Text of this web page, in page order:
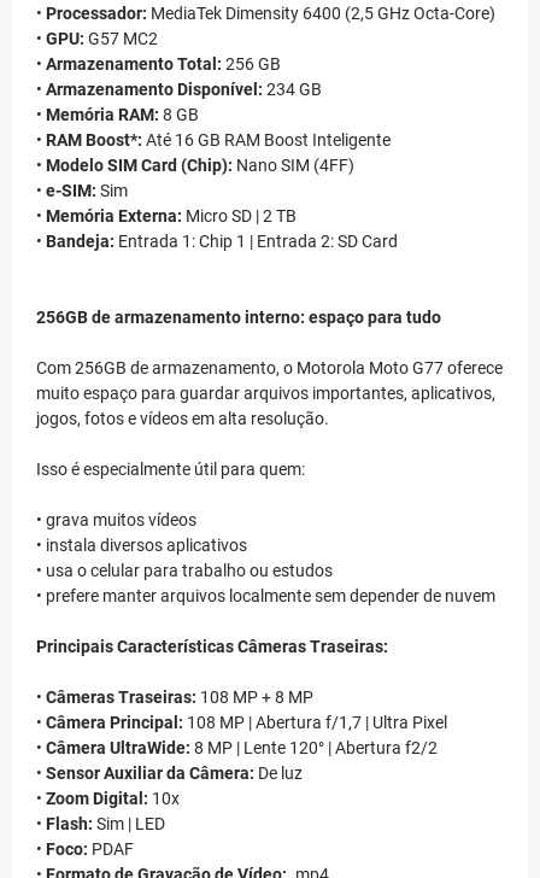
• Processador: MediaTek Dimensity 6400 (2,5 GHz Octa-Core)
• GPU: G57 MC2
• Armazenamento Total: 256 GB
• Armazenamento Disponível: 234 GB
• Memória RAM: 8 GB
• RAM Boost*: Até 16 GB RAM Boost Inteligente
• Modelo SIM Card (Chip): Nano SIM (4FF)
• e-SIM: Sim
• Memória Externa: Micro SD | 2 TB
• Bandeja: Entrada 1: Chip 1 | Entrada 2: SD Card
256GB de armazenamento interno: espaço para tudo
Com 256GB de armazenamento, o Motorola Moto G77 oferece
muito espaço para guardar arquivos importantes, aplicativos,
jogos, fotos e vídeos em alta resolução.
Isso é especialmente útil para quem:
• grava muitos vídeos
• instala diversos aplicativos
• usa o celular para trabalho ou estudos
• prefere manter arquivos localmente sem depender de nuvem
Principais Características Câmeras Traseiras:
• Câmeras Traseiras: 108 MP + 8 MP
• Câmera Principal: 108 MP | Abertura f/1,7 | Ultra Pixel
• Câmera UltraWide: 8 MP | Lente 120° | Abertura f2/2
• Sensor Auxiliar da Câmera: De luz
• Zoom Digital: 10x
• Flash: Sim | LED
• Foco: PDAF